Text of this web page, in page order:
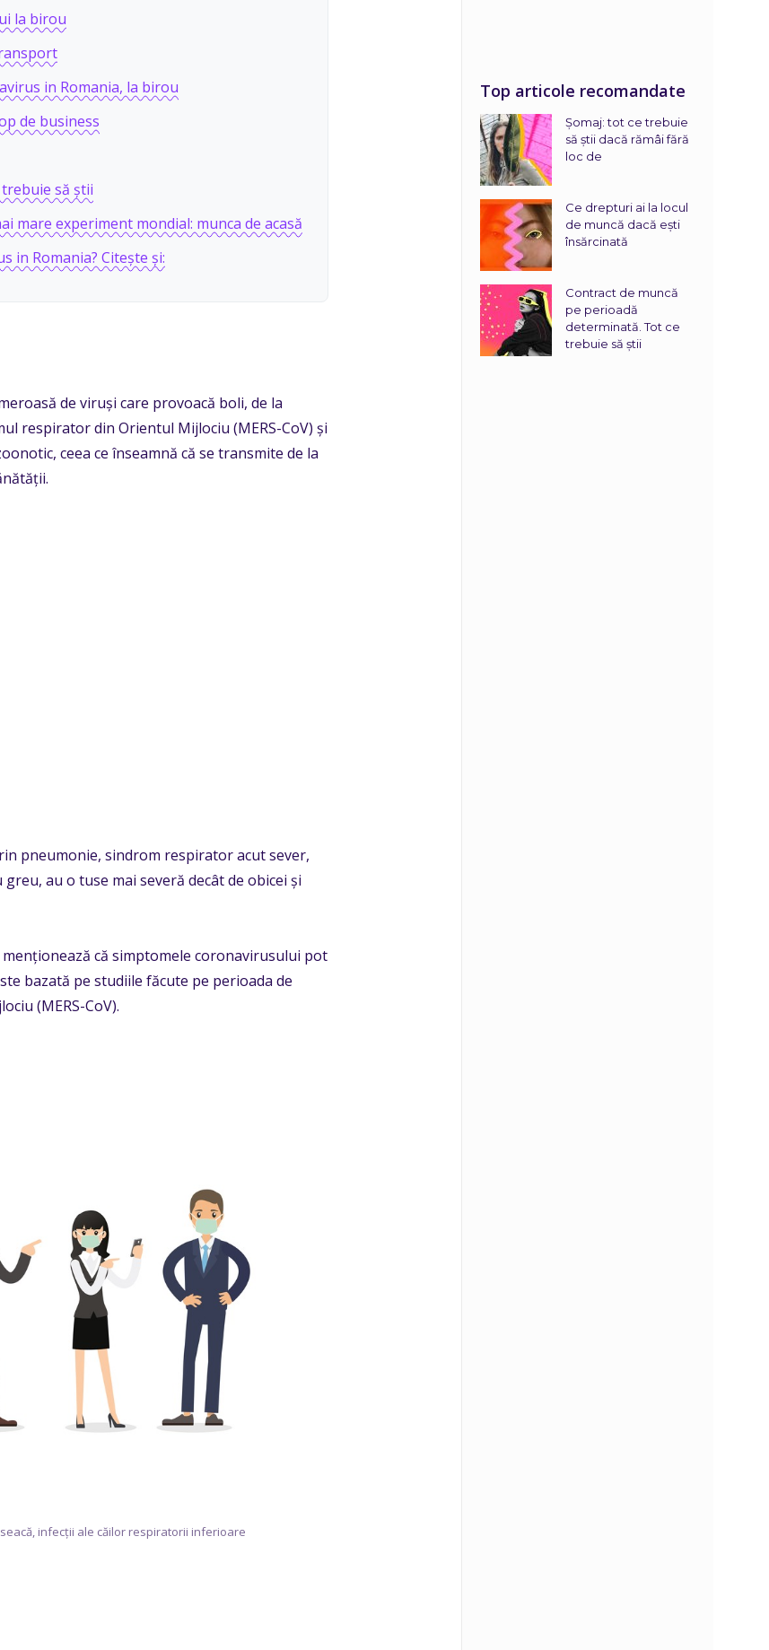
la birou
in Romania, la birou
de business
trebuie să știi
mare experiment mondial: munca de acasă
in Romania? Citește și:
de viruși care provoacă boli, de la
respirator din Orientul Mijlociu (MERS-CoV) și
ceea ce înseamnă că se transmite de la
pneumonie, sindrom respirator acut sever,
au o tuse mai severă decât de obicei și
că simptomele coronavirusului pot
bazată pe studiile făcute pe perioada de
(MERS-CoV).
infecții ale căilor respiratorii inferioare
Top articole recomandate
Șomaj: tot ce trebuie
să știi dacă rămâi fără
loc de
Ce drepturi ai la locul
de muncă dacă ești
însărcinată
Contract de muncă
pe perioadă
determinată. Tot ce
trebuie să știi